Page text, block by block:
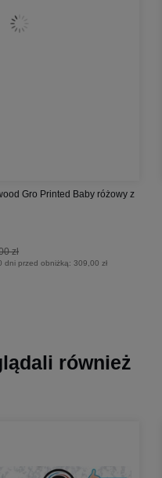
Gro Printed Baby różowy z
zł
dni przed obniżką: 309,00 zł
również